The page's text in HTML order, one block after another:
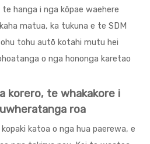
hanga i nga kōpae waehere
matua, ka tukuna e te SDM
tohu autō kotahi mutu hei
o nga hononga karetao
korero, te whakakore i
roa
katoa o nga hua paerewa, e